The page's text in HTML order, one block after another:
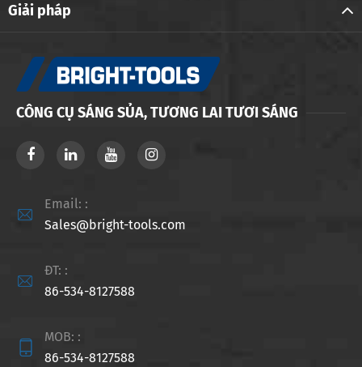
Giải pháp
CÔNG CỤ SÁNG SỦA, TƯƠNG LAI TƯƠI SÁNG

Email: :
Sales@bright-tools.com

ĐT: :
86-534-8127588

MOB: :
86-534-8127588